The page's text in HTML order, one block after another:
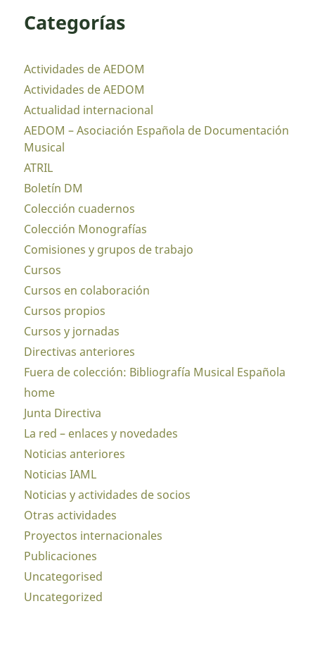
Categorías
Actividades de AEDOM
Actividades de AEDOM
Actualidad internacional
AEDOM – Asociación Española de Documentación
Musical
ATRIL
Boletín DM
Colección cuadernos
Colección Monografías
Comisiones y grupos de trabajo
Cursos
Cursos en colaboración
Cursos propios
Cursos y jornadas
Directivas anteriores
Fuera de colección: Bibliografía Musical Española
home
Junta Directiva
La red – enlaces y novedades
Noticias anteriores
Noticias IAML
Noticias y actividades de socios
Otras actividades
Proyectos internacionales
Publicaciones
Uncategorised
Uncategorized